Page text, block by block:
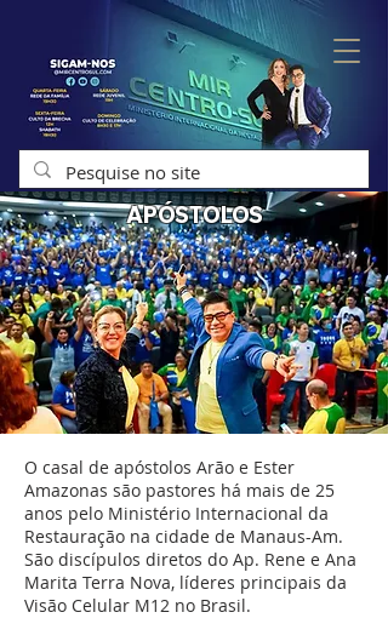
APÓSTOLOS
O casal de apóstolos Arão e Ester
Amazonas são pastores há mais de 25
anos pelo Ministério Internacional da
Restauração na cidade de Manaus-Am.
São discípulos diretos do Ap. Rene e Ana
Marita Terra Nova, líderes principais da
Visão Celular M12 no Brasil.